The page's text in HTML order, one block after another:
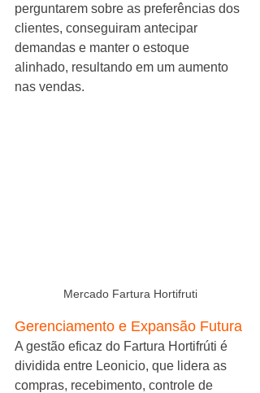
perguntarem sobre as preferências dos
clientes, conseguiram antecipar
demandas e manter o estoque
alinhado, resultando em um aumento
nas vendas.
Mercado Fartura Hortifruti
Gerenciamento e Expansão Futura
A gestão eficaz do Fartura Hortifrúti é
dividida entre Leonicio, que lidera as
compras, recebimento, controle de